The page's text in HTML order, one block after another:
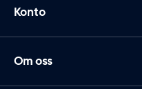
Konto
Om oss